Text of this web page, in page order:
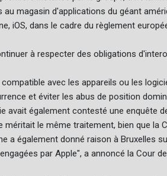
magasin d'applications du géant
iOS, dans le cadre du règlement
à respecter des obligations
avec les appareils ou les
et éviter les abus de position
avait également contesté une enquête
le même traitement, bien que la
a également donné raison à Bruxelles
par Apple", a annoncé la Cour